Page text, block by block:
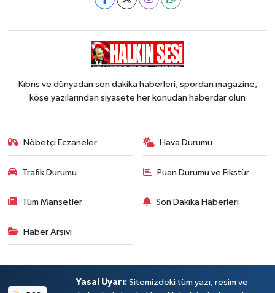
Kıbrıs ve dünyadan son dakika haberleri, spordan magazine,
köşe yazılarından siyasete her konudan haberdar olun
Nöbetçi Eczaneler Hava Durumu
Trafik Durumu Puan Durumu ve Fikstür
Tüm Manşetler Son Dakika Haberleri
Haber Arşivi
Yasal Uyarı: Sitemizdeki tüm yazı, resim ve